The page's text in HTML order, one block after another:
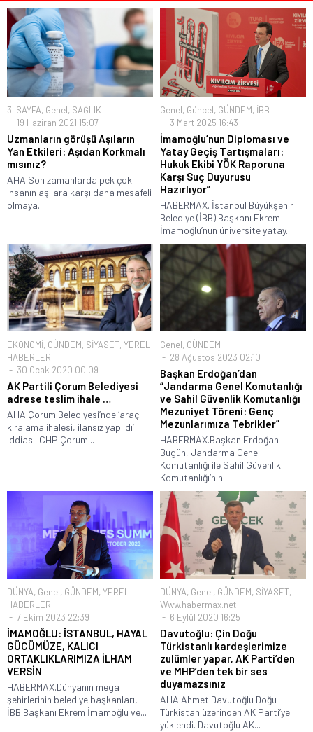
3. SAYFA, Genel, SAĞLIK
19 Haziran 2021 15:07
Uzmanların görüşü Aşıların
Yan Etkileri: Aşıdan Korkmalı
mısınız?
AHA.Son zamanlarda pek çok
insanın aşılara karşı daha mesafeli
olmaya...
Genel, Güncel, GÜNDEM, İBB
3 Mart 2025 16:43
İmamoğlu’nun Diploması ve
Yatay Geçiş Tartışmaları:
Hukuk Ekibi YÖK Raporuna
Karşı Suç Duyurusu
Hazırlıyor”
HABERMAX. İstanbul Büyükşehir
Belediye (İBB) Başkanı Ekrem
İmamoğlu’nun üniversite yatay...
EKONOMİ, GÜNDEM, SİYASET, YEREL
HABERLER
30 Ocak 2020 00:09
AK Partili Çorum Belediyesi
adrese teslim ihale …
AHA.Çorum Belediyesi’nde ‘araç
kiralama ihalesi, ilansız yapıldı’
iddiası. CHP Çorum...
Genel, GÜNDEM
28 Ağustos 2023 02:10
Başkan Erdoğan’dan
“Jandarma Genel Komutanlığı
ve Sahil Güvenlik Komutanlığı
Mezuniyet Töreni: Genç
Mezunlarımıza Tebrikler”
HABERMAX.Başkan Erdoğan
Bugün, Jandarma Genel
Komutanlığı ile Sahil Güvenlik
Komutanlığı’nın...
DÜNYA, Genel, GÜNDEM, YEREL
HABERLER
7 Ekim 2023 22:39
İMAMOĞLU: İSTANBUL, HAYAL
GÜCÜMÜZE, KALICI
ORTAKLIKLARIMIZA İLHAM
VERSİN
HABERMAX.Dünyanın mega
şehirlerinin belediye başkanları,
İBB Başkanı Ekrem İmamoğlu ve...
DÜNYA, Genel, GÜNDEM, SİYASET,
Www.habermax.net
6 Eylül 2020 16:25
Davutoğlu: Çin Doğu
Türkistanlı kardeşlerimize
zulümler yapar, AK Parti’den
ve MHP’den tek bir ses
duyamazsınız
AHA.Ahmet Davutoğlu Doğu
Türkistan üzerinden AK Parti’ye
yüklendi. Davutoğlu AK...